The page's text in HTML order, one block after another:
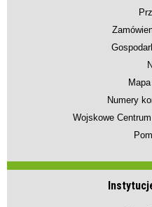
Numery
Wojskowe